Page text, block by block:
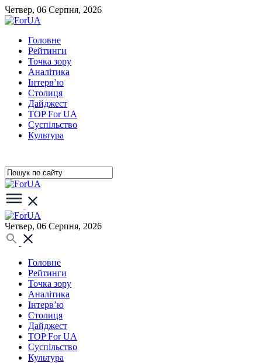
Четвер, 06 Серпня, 2026
Головне
Рейтинги
Точка зору
Аналітика
Інтерв’ю
Столиця
Дайджест
TOP For UA
Суспiльство
Культура
Четвер, 06 Серпня, 2026
Головне
Рейтинги
Точка зору
Аналітика
Інтерв’ю
Столиця
Дайджест
TOP For UA
Суспiльство
Культура